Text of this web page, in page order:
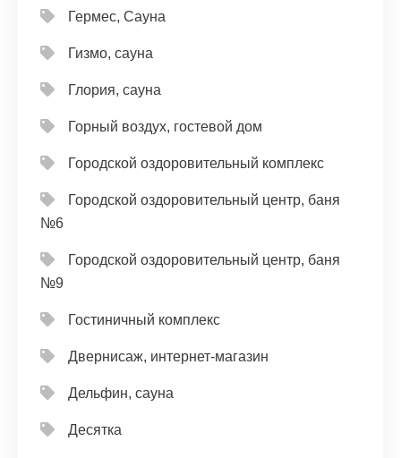
Гермес, Сауна
Гизмо, сауна
Глория, сауна
Горный воздух, гостевой дом
Городской оздоровительный комплекс
Городской оздоровительный центр, баня
№6
Городской оздоровительный центр, баня
№9
Гостиничный комплекс
Двернисаж, интернет-магазин
Дельфин, сауна
Десятка